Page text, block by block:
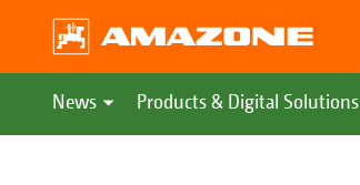
News Products & Digital Solutions